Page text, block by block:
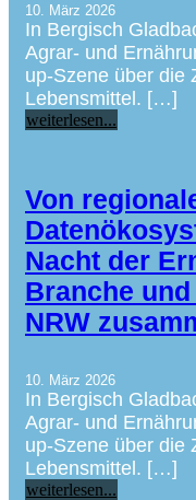
10. März 2026
In Bergisch
Agrar- und
up-Szene über die
Lebensmittel. […]
weiterlesen...
Von
Nacht der
Branche
NRW
10. März 2026
In Bergisch
Agrar- und
up-Szene über die
Lebensmittel. […]
weiterlesen...